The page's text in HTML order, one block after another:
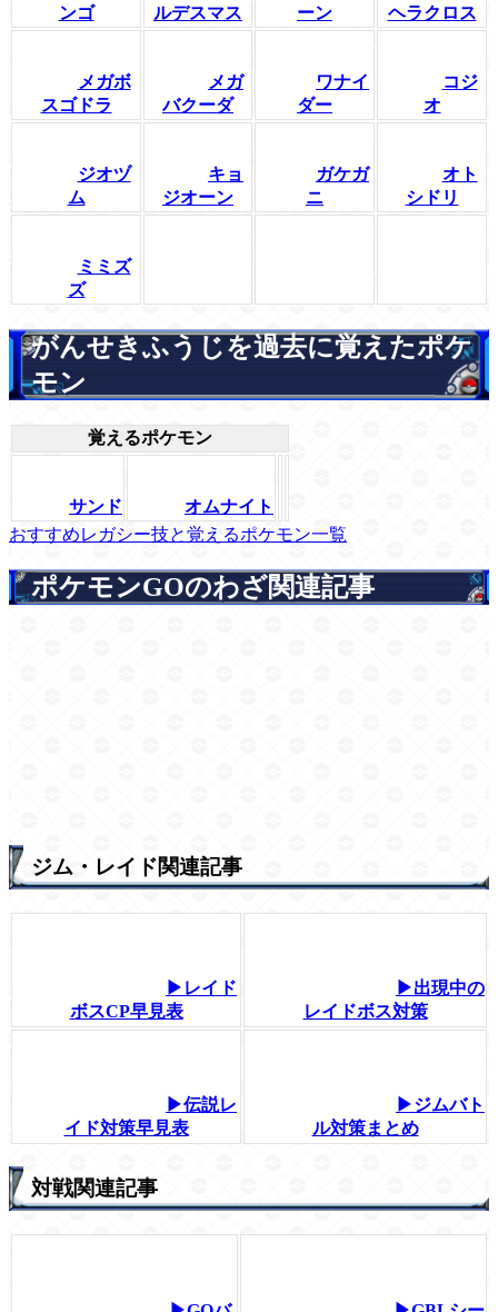
ンゴ ルデスマス ーン ヘラクロス
メガボ
スゴドラ
メガ
バクーダ
ワナイ
ダー
コジ
オ
ジオヅ
ム
キョ
ジオーン
ガケガ
ニ
オト
シドリ
ミミズ
ズ
がんせきふうじを過去に覚えたポケ
モン
覚えるポケモン
サンド
オムナイト
おすすめレガシー技と覚えるポケモン一覧
ポケモンGOのわざ関連記事
ジム・レイド関連記事
▶レイド
ボスCP早見表
▶出現中の
レイドボス対策
▶伝説レ
イド対策早見表
▶ジムバト
ル対策まとめ
対戦関連記事